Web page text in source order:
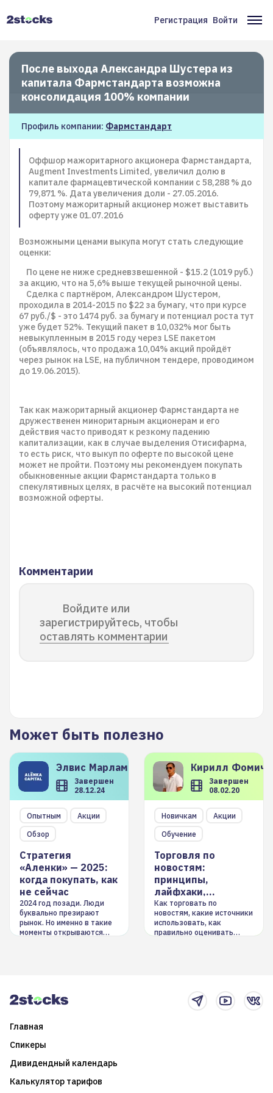
Меню
учётной
записи
пользователя
Регистрация Войти
После выхода Александра Шустера из
капитала Фармстандарта возможна
консолидация 100% компании
Профиль компании: Фармстандарт
Оффшор мажоритарного акционера Фармстандарта,
Augment Investments Limited, увеличил долю в
капитале фармацевтической компании с 58,288 % до
79,871 %. Дата увеличения доли - 27.05.2016.
Поэтому мажоритарный акционер может выставить
оферту уже 01.07.2016
Возможными ценами выкупа могут стать следующие
оценки:
По цене не ниже средневзвешенной - $15.2 (1019 руб.)
за акцию, что на 5,6% выше текущей рыночной цены.
Сделка с партнёром, Александром Шустером,
проходила в 2014-2015 по $22 за бумагу, что при курсе
67 руб./$ - это 1474 руб. за бумагу и потенциал роста тут
уже будет 52%. Текущий пакет в 10,032% мог быть
невыкупленным в 2015 году через LSE пакетом
(объявлялось, что продажа 10,04% акций пройдёт
через рынок на LSE, на публичном тендере, проводимом
до 19.06.2015).
Так как мажоритарный акционер Фармстандарта не
дружественен миноритарным акционерам и его
действия часто приводят к резкому падению
капитализации, как в случае выделения Отисифарма,
то есть риск, что выкуп по оферте по высокой цене
может не пройти. Поэтому мы рекомендуем покупать
обыкновенные акции Фармстандарта только в
спекулятивных целях, в расчёте на высокий потенциал
возможной оферты.
Комментарии
Войдите или
зарегистрируйтесь, чтобы
оставлять комментарии
Может быть полезно
Элвис Марламов
Завершен
28.12.24
Опытным
Акции
Обзор
Стратегия
«Аленки» — 2025:
когда покупать, как
не сейчас
2024 год позади. Люди
буквально презирают
рынок. Но именно в такие
моменты открываются
Кирилл
Завершен
08.02.20
Новичкам
Акции
Обучение
Торговля по
новостям:
принципы,
лайфхаки,
инструменты
Как торговать по
новостям, какие источники
использовать, как
правильно оценивать
Главная
Спикеры
Дивидендный календарь
Калькулятор тарифов